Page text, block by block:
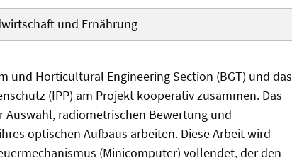
und Ernährung
und Horticultural Engineering Section (BGT) und das
(IPP) am Projekt kooperativ zusammen. Das
Auswahl, radiometrischen Bewertung und
optischen Aufbaus arbeiten. Diese Arbeit wird
(Minicomputer) vollendet, der den